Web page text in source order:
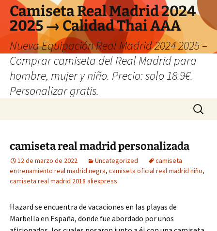
Camiseta Real Madrid 2024
2025 → Calidad Thai AAA
Nueva Equipación Real Madrid 2024 2025 –
Comprar camiseta del Real Madrid para
hombre, mujer y niño. Precio: solo 18.9€.
Personalizar gratis.
Buscar:
camiseta real madrid personalizada
12 de marzo de 2022 Uncategorized
camiseta
entrenamiento real madrid negra, camiseta oficial real madrid niño,
camiseta real madrid 2018 aliexpress
Hazard se encuentra de vacaciones en las playas de
Marbella en España, donde fue abordado por unos